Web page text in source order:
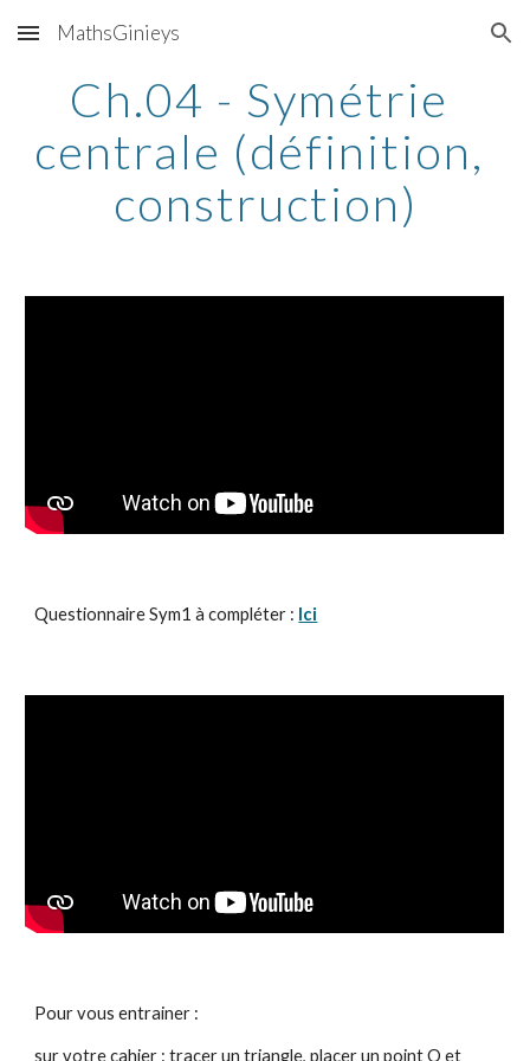
Skip to main content Skip to navigation
MathsGinieys
Ch.04 - Symétrie
centrale (définition,
construction)
Questionnaire Sym1 à compléter : Ici
Pour vous entrainer :
sur votre cahier : tracer un triangle, placer un point O et